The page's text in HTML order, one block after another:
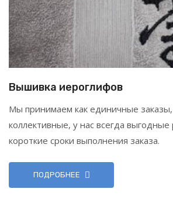
Вышивка иероглифов
Мы принимаем как единичные
коллективные, у нас всегда выгодные
короткие сроки выполнения заказа.
ПОДРОБНЕЕ